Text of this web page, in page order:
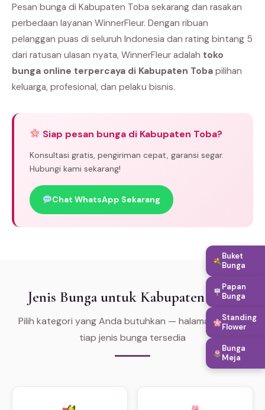
Pesan bunga di Kabupaten Toba sekarang dan rasakan
perbedaan layanan WinnerFleur. Dengan ribuan
pelanggan puas di seluruh Indonesia dan rating bintang 5
dari ratusan ulasan nyata, WinnerFleur adalah toko
bunga online terpercaya di Kabupaten Toba pilihan
keluarga, profesional, dan pelaku bisnis.
Siap pesan bunga di Kabupaten Toba?
Konsultasi gratis, pengiriman cepat, garansi segar.
Hubungi kami sekarang!
Chat WhatsApp Sekarang
Jenis Bunga untuk Kabupaten Toba
Pilih kategori yang Anda butuhkan — halaman khusus
tiap jenis bunga tersedia
Buket
Bunga
Papan
Bunga
Standing
Flower
Bunga
Meja